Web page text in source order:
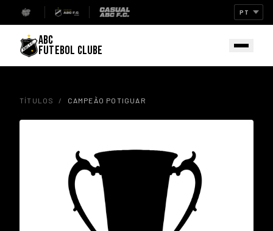
ABC
FUTEBOL CLUBE
TÍTULOS / CAMPEÃO POTIGUAR